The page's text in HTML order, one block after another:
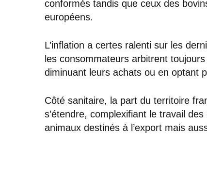
conformés tandis que ceux des
européens.
L’inflation a certes ralenti sur les
les consommateurs arbitrent
diminuant leurs achats ou en optant
Côté sanitaire, la part du territoire
s’étendre, complexifiant le travail
animaux destinés à l’export mais